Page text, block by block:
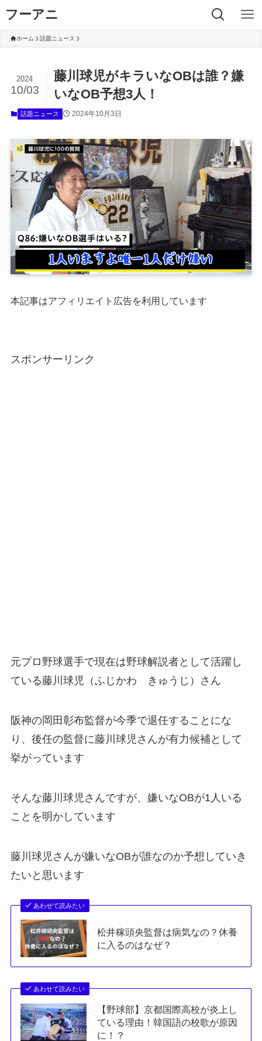
フーアニ
ホーム 話題ニュース
藤川球児がキラいなOBは誰？嫌
いなOB予想3人！
2024
10/03
話題ニュース 2024年10月3日
本記事はアフィリエイト広告を利用しています
スポンサーリンク
元プロ野球選手で現在は野球解説者として活躍し
ている藤川球児（ふじかわ きゅうじ）さん
阪神の岡田彰布監督が今季で退任することにな
り、後任の監督に藤川球児さんが有力候補として
挙がっています
そんな藤川球児さんですが、嫌いなOBが1人いる
ことを明かしています
藤川球児さんが嫌いなOBが誰なのか予想していき
たいと思います
あわせて読みたい
松井稼頭央監督は病気なの？休養
に入るのはなぜ？
あわせて読みたい
【野球部】京都国際高校が炎上し
ている理由！韓国語の校歌が原因
に！？